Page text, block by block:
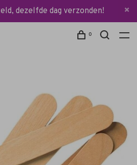
dezelfde dag verzonden!
0